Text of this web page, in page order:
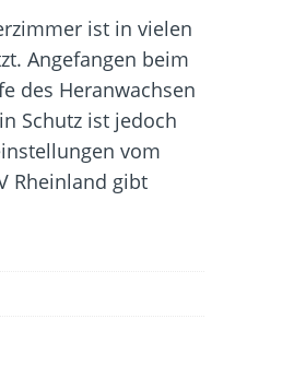
ist in vielen
Angefangen beim
des Heranwachsen
Schutz ist jedoch
vom
Rheinland gibt